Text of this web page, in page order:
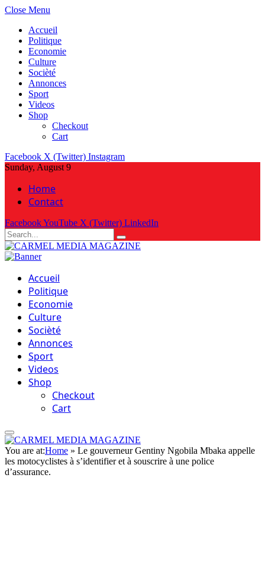
Close Menu
Accueil
Politique
Economie
Culture
Socièté
Annonces
Sport
Videos
Shop
Checkout
Cart
Facebook X (Twitter) Instagram
Sunday, August 9
Home
Contact
FacebookYouTube X (Twitter) LinkedIn
Accueil
Politique
Economie
Culture
Socièté
Annonces
Sport
Videos
Shop
Checkout
Cart
You are at:Home » Le gouverneur Gentiny Ngobila Mbaka appelle
les motocyclistes à s’identifier et à souscrire à une police
d’assurance.